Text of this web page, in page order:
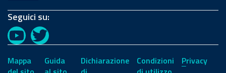
Seguici su:
YouTubeTwitter
Mappa
Guida
Dichiarazione
Condizioni
Privacy